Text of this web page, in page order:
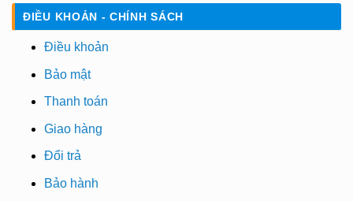
ĐIỀU KHOẢN - CHÍNH SÁCH
Điều khoản
Bảo mật
Thanh toán
Giao hàng
Đổi trả
Bảo hành